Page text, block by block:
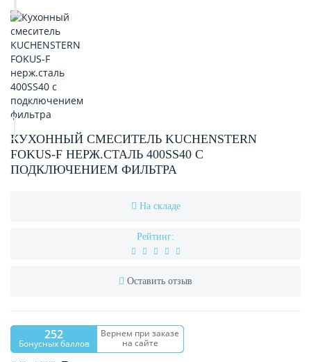
КУХОННЫЙ СМЕСИТЕЛЬ KUCHENSTERN
FOKUS-F НЕРЖ.СТАЛЬ 400SS40 C
ПОДКЛЮЧЕНИЕМ ФИЛЬТРА
На складе
Рейтинг:
Оставить отзыв
252
Бонусных баллов
Вернем при заказе
на сайте